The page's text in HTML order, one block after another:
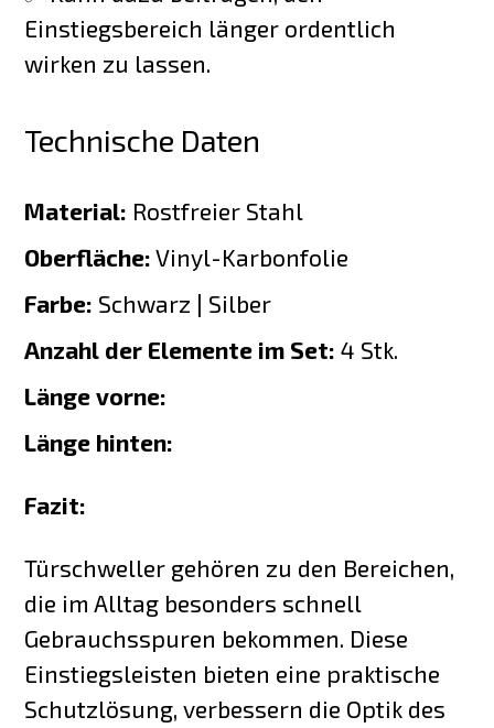
Einstiegsbereich länger ordentlich
wirken zu lassen.
Technische Daten
Material: Rostfreier Stahl
Oberfläche: Vinyl-Karbonfolie
Farbe: Schwarz | Silber
Anzahl der Elemente im Set: 4 Stk.
Länge vorne:
Länge hinten:
Fazit:
Türschweller gehören zu den Bereichen,
die im Alltag besonders schnell
Gebrauchsspuren bekommen. Diese
Einstiegsleisten bieten eine praktische
Schutzlösung, verbessern die Optik des